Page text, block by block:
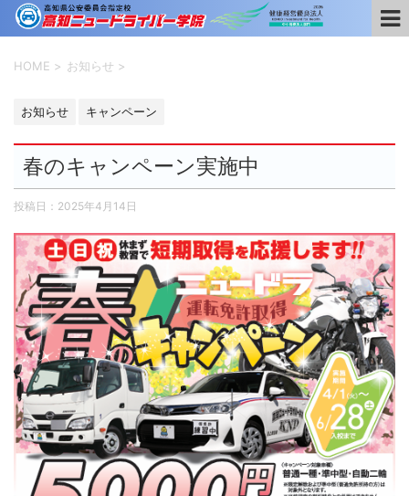
HOME > お知らせ >
お知らせ キャンペーン
春のキャンペーン実施中
投稿日： 2025年4月14日